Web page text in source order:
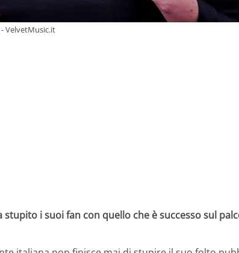
VelvetMusic.it
stupito i suoi fan con quello che è successo sul